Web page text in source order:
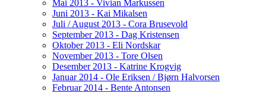
Mai 2013 - Vivian Markussen
Juni 2013 - Kai Mikalsen
Juli / August 2013 - Cora Brusevold
September 2013 - Dag Kristensen
Oktober 2013 - Eli Nordskar
November 2013 - Tore Olsen
Desember 2013 - Katrine Krogvig
Januar 2014 - Ole Eriksen / Bjørn Halvorsen
Februar 2014 - Bente Antonsen